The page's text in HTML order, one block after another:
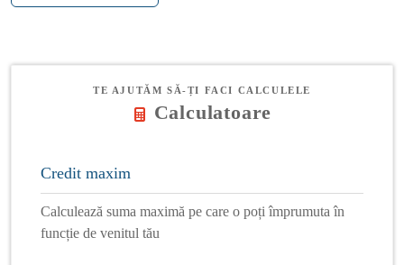
TE AJUTĂM SĂ-ȚI FACI CALCULELE
Calculatoare
Credit maxim
Calculează suma maximă pe care o poți împrumuta în
funcție de venitul tău